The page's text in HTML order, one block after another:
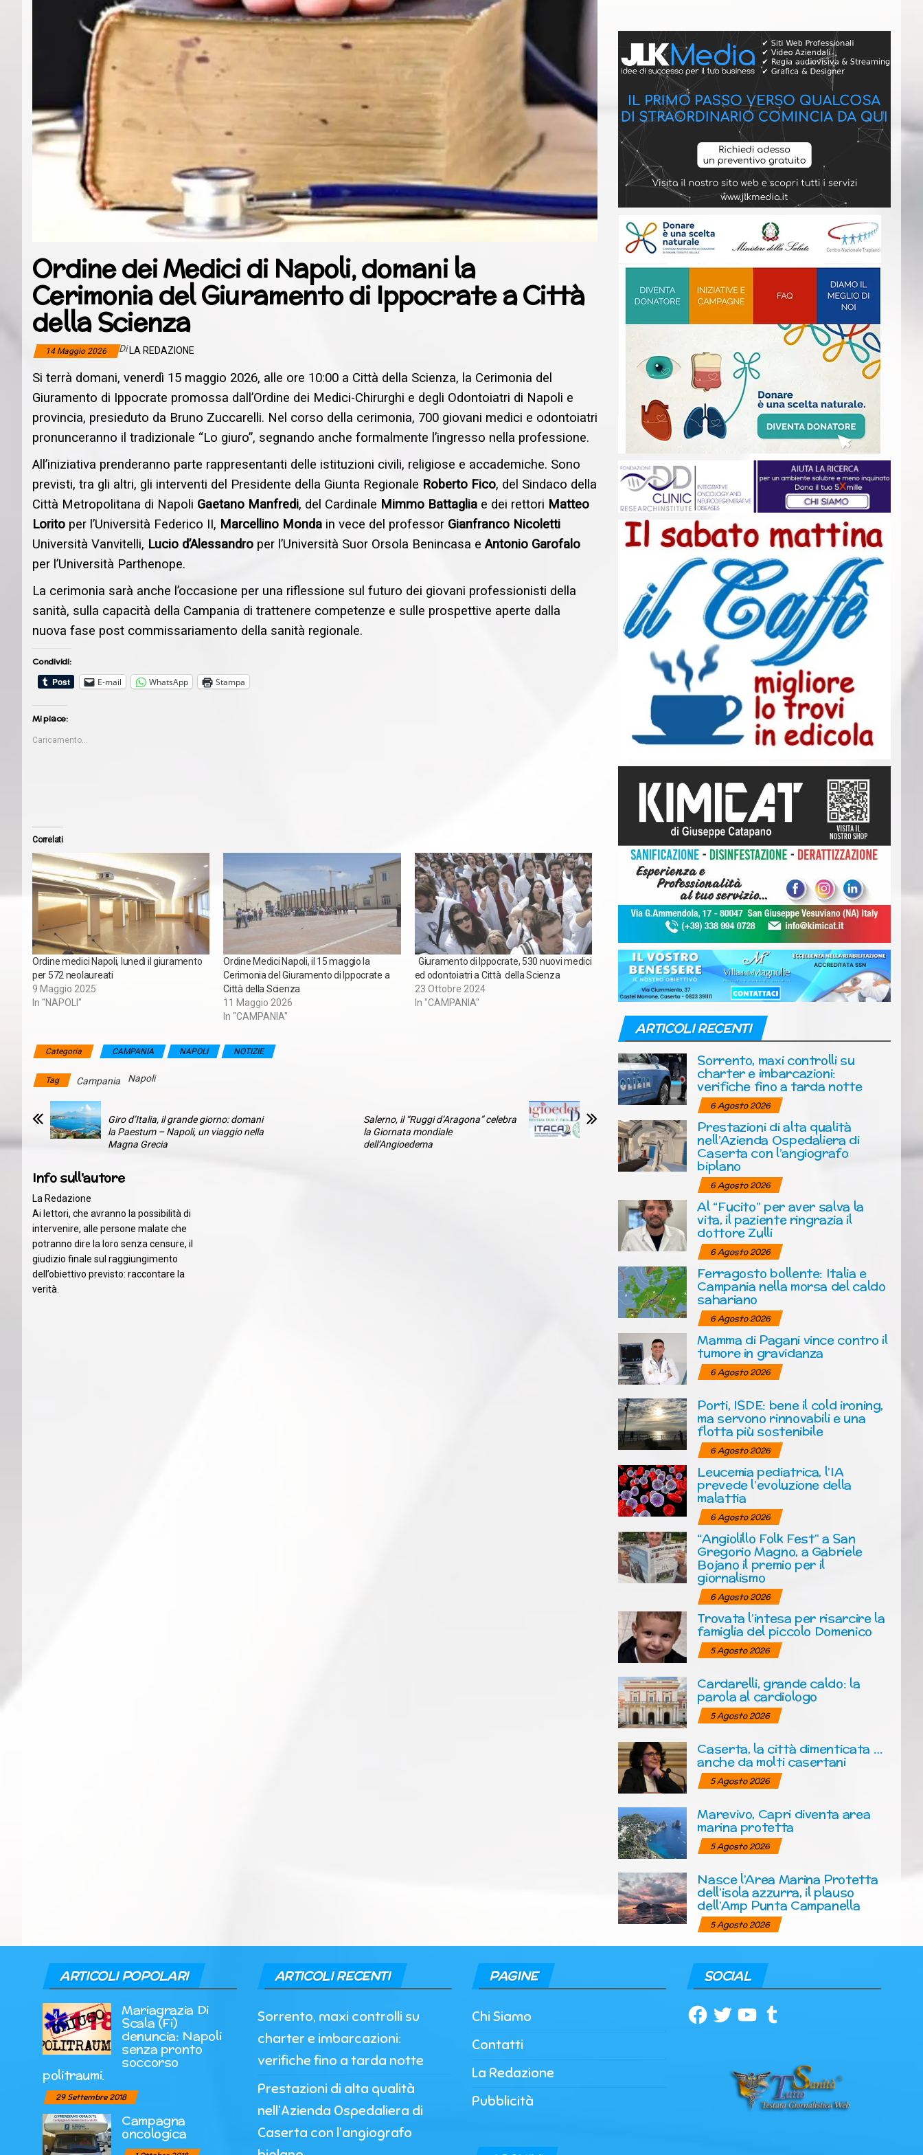
Ordine dei Medici di Napoli, domani la
Cerimonia del Giuramento di Ippocrate a Città
della Scienza
14 Maggio 2026 Di LA REDAZIONE
Si terrà domani, venerdì 15 maggio 2026, alle ore 10:00 a Città della Scienza, la Cerimonia del
Giuramento di Ippocrate promossa dall’Ordine dei Medici-Chirurghi e degli Odontoiatri di Napoli e
provincia, presieduto da Bruno Zuccarelli. Nel corso della cerimonia, 700 giovani medici e odontoiatri
pronunceranno il tradizionale “Lo giuro”, segnando anche formalmente l’ingresso nella professione.
All’iniziativa prenderanno parte rappresentanti delle istituzioni civili, religiose e accademiche. Sono
previsti, tra gli altri, gli interventi del Presidente della Giunta Regionale Roberto Fico, del Sindaco della
Città Metropolitana di Napoli Gaetano Manfredi, del Cardinale Mimmo Battaglia e dei rettori Matteo
Lorito per l’Università Federico II, Marcellino Monda in vece del professor Gianfranco Nicoletti
Università Vanvitelli, Lucio d’Alessandro per l’Università Suor Orsola Benincasa eAntonio Garofalo
per l’Università Parthenope.
La cerimonia sarà anche l’occasione per una riflessione sul futuro dei giovani professionisti della
sanità, sulla capacità della Campania di trattenere competenze e sulle prospettive aperte dalla
nuova fase post commissariamento della sanità regionale.
Condividi:
E-mail
WhatsApp Stampa
Mi piace:
Caricamento...
Correlati
Ordine medici Napoli, lunedì il giuramento
per 572 neolaureati
9 Maggio 2025
In "NAPOLI"
Ordine Medici Napoli, il 15 maggio la
Cerimonia del Giuramento di Ippocrate a
Città della Scienza
11 Maggio 2026
In "CAMPANIA"
Giuramento di Ippocrate, 530 nuovi medici
ed odontoiatri a Città della Scienza
23 Ottobre 2024
In "CAMPANIA"
Categoria CAMPANIA NAPOLI NOTIZIE
Tag Campania Napoli
Giro d’Italia, il grande giorno: domani
la Paestum – Napoli, un viaggio nella
Magna Grecia
Salerno, il “Ruggi d’Aragona” celebra
la Giornata mondiale
dell’Angioedema
Info sull'autore
La Redazione
Ai lettori, che avranno la possibilità di
intervenire, alle persone malate che
potranno dire la loro senza censure, il
giudizio finale sul raggiungimento
dell’obiettivo previsto: raccontare la
verità.
ARTICOLI RECENTI
Sorrento, maxi controlli su
charter e imbarcazioni:
verifiche fino a tarda notte
6 Agosto 2026
Prestazioni di alta qualità
nell’Azienda Ospedaliera di
Caserta con l’angiografo
biplano
6 Agosto 2026
Al “Fucito” per aver salva la
vita, il paziente ringrazia il
dottore Zulli
6 Agosto 2026
Ferragosto bollente: Italia e
Campania nella morsa del caldo
sahariano
6 Agosto 2026
Mamma di Pagani vince contro il
tumore in gravidanza
6 Agosto 2026
Porti, ISDE: bene il cold ironing,
ma servono rinnovabili e una
flotta più sostenibile
6 Agosto 2026
Leucemia pediatrica, l’IA
prevede l’evoluzione della
malattia
6 Agosto 2026
“Angiolillo Folk Fest” a San
Gregorio Magno, a Gabriele
Bojano il premio per il
giornalismo
6 Agosto 2026
Trovata l’intesa per risarcire la
famiglia del piccolo Domenico
5 Agosto 2026
Cardarelli, grande caldo: la
parola al cardiologo
5 Agosto 2026
Caserta, la città dimenticata …
anche da molti casertani
5 Agosto 2026
Marevivo, Capri diventa area
marina protetta
5 Agosto 2026
Nasce l’Area Marina Protetta
dell’isola azzurra, il plauso
dell’Amp Punta Campanella
5 Agosto 2026
ARTICOLI POPOLARI
Mariagrazia Di
Scala (Fi)
denuncia: Napoli
senza pronto
soccorso
politraumi.
29 Settembre 2018
Campagna
oncologica
ARTICOLI RECENTI
Sorrento, maxi controlli su
charter e imbarcazioni:
verifiche fino a tarda notte
Prestazioni di alta qualità
nell’Azienda Ospedaliera di
Caserta con l’angiografo
PAGINE
Chi Siamo
Contatti
La Redazione
Pubblicità
SOCIAL
Facebook
TwitterYouTubeTumblr